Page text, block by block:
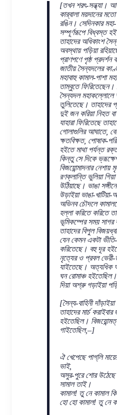
[তখন শরৎ-সন্ধ্যা।
কার্‌বালা ময়দানের মতো
রঙিন। সেদিনকার
সম্পূর্ণরূপে বিধ্বস্ত
তাহাদের অধিকাংশ
অবস্থায় পড়িয়া
প্রাণপণে পৃষ্ঠ
জাতীয় সৈন্যদলের
মহাবাহু কামাল-পাশা
তাম্বুতে ফিরিতেছেন।
সৈন্যদল মহাকল্লোলে
তুলিতেছে। তাহাদের
দুই জন করিয়া নিহত
যাহারা ফিরিতেছে
গোলাগুলির আঘাতে,
ক্ষতবিক্ষত, পোষাক-
হইতে মাথা পর্যন্ত
কিন্তু সে দিকে
বিজয়োন্মাদনার নেশায়
রণক্লান্তি ভুলিয়া গিয়া
উঠিয়াছে। ভাঙা
উড়াইয়া ভাঙা-খাটিয়া-
অভিনব চৌদলে
হল্লা করিতে করিতে
ভূমিকম্পের সময়
তাহাদের বিপুল
যেন কেমন একটা
করিতেছে। বহু দূর
নৃত্যের ও প্রবল
যাইতেছে। অত্যধিক
ঘন রোমাঞ্চ
দিয়া অশ্রু গড়াইয়া
[সৈন্য-বাহিনী
তাহাদের মার্চ
হইতেছিল।
গাইতেছিল,–]
ঐ খেপেছে পাগ্‌লি
ভাই,
অসুর-পুরে শোর উঠেছে
সামাল তাই।
কামাল! তু নে কামাল
হো হো কামাল! তু নে